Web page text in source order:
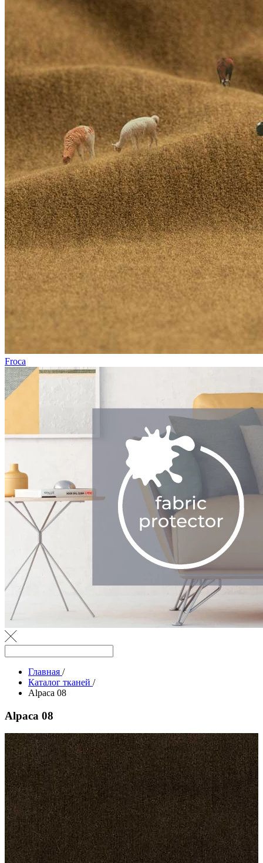
Froca
Главная /
Каталог тканей /
Alpaca 08
Alpaca 08